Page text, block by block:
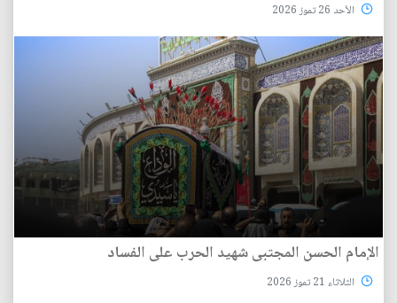
الأحد 26 تموز 2026
الإمام الحسن المجتبى شهيد الحرب على الفساد
الثلاثاء 21 تموز 2026